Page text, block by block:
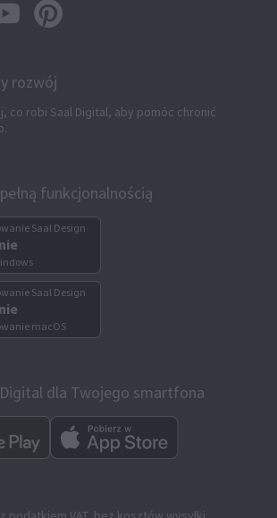
rozwój
co robi Saal Digital, aby pomóc chronić
funkcjonalnością
Saal Design
Saal Design
macOS
dla Twojego smartfona